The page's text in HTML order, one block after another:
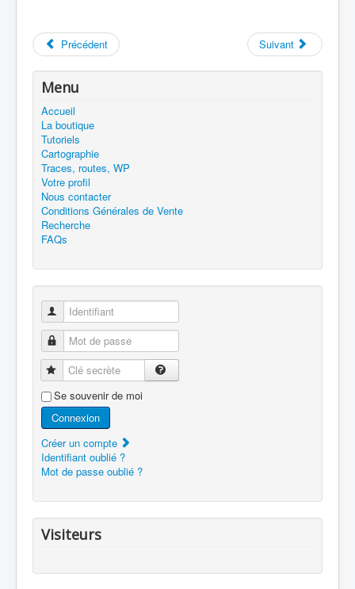
Précédent Suivant
Menu
Accueil
La boutique
Tutoriels
Cartographie
Traces, routes, WP
Votre profil
Nous contacter
Conditions Générales de Vente
Recherche
FAQs
Identifiant
Mot de passe
Clé secrète
Se souvenir de moi
Connexion
Créer un compte
Identifiant oublié ?
Mot de passe oublié ?
Visiteurs